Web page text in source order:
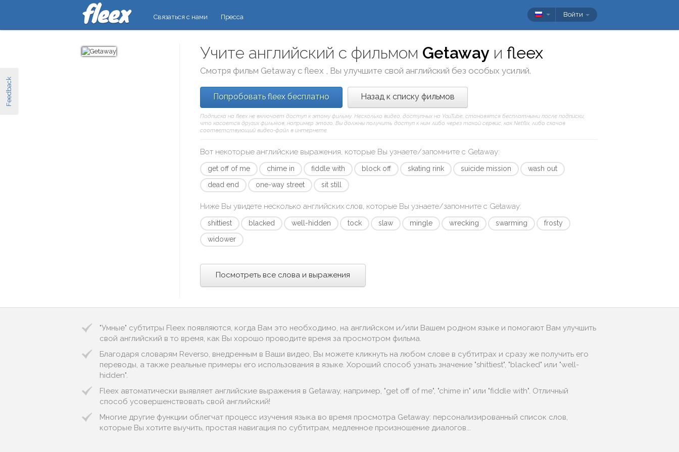
Feedback
Связаться с нами Пресса Войти
Учите английский с фильмом Getaway иfleex
Смотря фильм Getaway сfleex , Вы улучшите свой английский без особых усилий.
Попробовать fleex бесплатно Назад к списку фильмов
Подписка на fleex не включает доступ к этому фильму. Несколько видео, доступных на YouTube, становятся бесплатными после подписки;
что касается других фильмов, например этого, Вы должны получить доступ к ним либо через такой сервис, как Netflix, либо скачав
соответствующий видео-файл в интернете.
Вот некоторые английские выражения, которые Вы узнаете/запомните с Getaway:
get off of me chime in fiddle with block off skating rink suicide mission
wash out
dead end
one-way street sit still
Ниже Вы увидете несколько английских слов, которые Вы узнаете/запомните с Getaway:
shittiest blacked well-hidden tock slaw mingle wrecking swarming
frosty
widower
Посмотреть все слова и выражения
"Умные" субтитры Fleex появляются, когда Вам это необходимо, на английском и/или Вашем родном языке и помогают Вам улучшить
свой английский в то время, как Вы хорошо проводите время за просмотром фильма.
Благодаря словарям Reverso, внедренным в Ваши видео, Вы можете кликнуть на любом слове в субтитрах и сразу же получить его
переводы, а также реальные примеры его использования в языке. Хороший способ узнать значение "shittiest", "blacked" или "well-
hidden".
Fleex автоматически выявляет английские выражения в Getaway, например, "get off of me", "chime in" или "fiddle with". Отличный
способ усовершенствовать свой английский!
Многие другие функции облегчат процесс изучения языка во время просмотра Getaway: персонализированный список слов,
которые Вы хотите выучить, простая навигация по субтитрам, медленное произношение диалогов...